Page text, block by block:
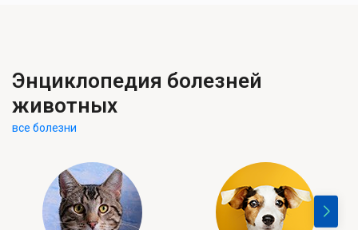
Энциклопедия болезней
животных
все болезни